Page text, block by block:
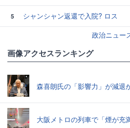
5
シャンシャン返還で入院? ロス
政治ニュー
画像アクセスランキング
森喜朗氏の「影響力」が減退
大阪メトロの列車で「煙が充